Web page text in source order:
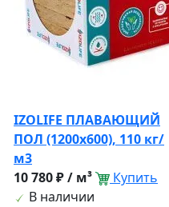
IZOLIFE ПЛАВАЮЩИЙ
ПОЛ (1200х600), 110 кг/
м3
10 780 ₽ / м³
Купить
В наличии